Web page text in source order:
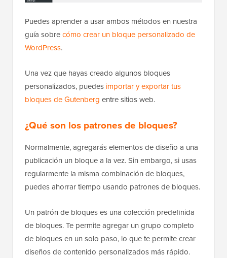
Puedes aprender a usar ambos métodos en nuestra
guía sobrecómo crear un bloque personalizado de
WordPress.
Una vez que hayas creado algunos bloques
personalizados, puedes importar y exportar tus
bloques de Gutenberg entre sitios web.
¿Qué son los patrones de bloques?
Normalmente, agregarás elementos de diseño a una
publicación un bloque a la vez. Sin embargo, si usas
regularmente la misma combinación de bloques,
puedes ahorrar tiempo usando patrones de bloques.
Un patrón de bloques es una colección predefinida
de bloques. Te permite agregar un grupo completo
de bloques en un solo paso, lo que te permite crear
diseños de contenido personalizados más rápido.